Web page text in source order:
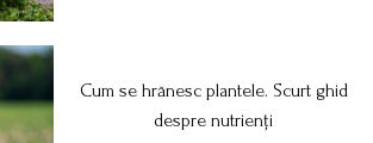
Cum se hrănesc plantele. Scurt ghid
despre nutrienți